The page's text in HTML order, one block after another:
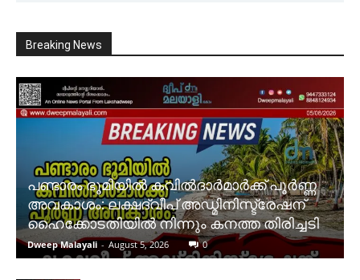
Breaking News
പണ്ടാരം ഭൂമിയിൽ കവിൽദാർമാർക്ക് പൂർണ്ണ
അവകാശം: ലക്ഷദ്വീപ് അഡ്മിനിസ്ട്രേഷന്
ഹൈക്കോടതിയിൽ നിന്നും കനത്ത തിരിച്ചടി
Dweep Malayali - August 5, 2026 0